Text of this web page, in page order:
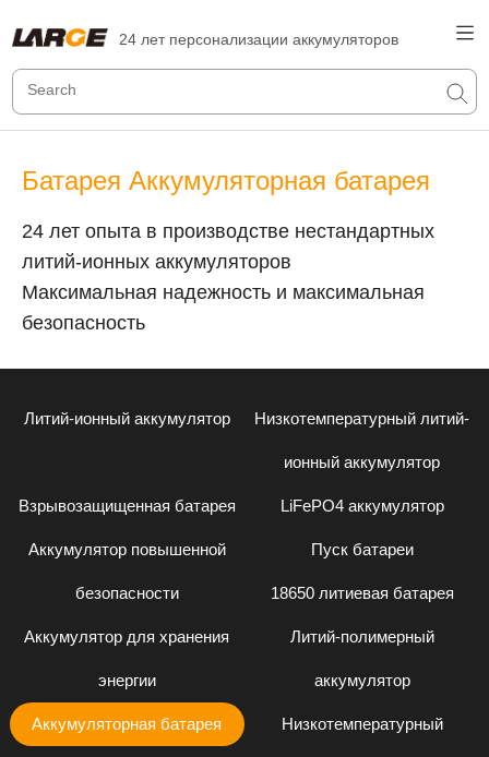
24 лет персонализации аккумуляторов
Батарея Аккумуляторная батарея
24 лет опыта в производстве нестандартных
литий-ионных аккумуляторов
Максимальная надежность и максимальная
безопасность
Литий-ионный аккумулятор Низкотемпературный литий-
ионный аккумулятор
Взрывозащищенная батарея LiFePO4 аккумулятор
Аккумулятор повышенной
безопасности
Пуск батареи
18650 литиевая батарея
Аккумулятор для хранения
энергии
Литий-полимерный
аккумулятор
Аккумуляторная батарея Низкотемпературный